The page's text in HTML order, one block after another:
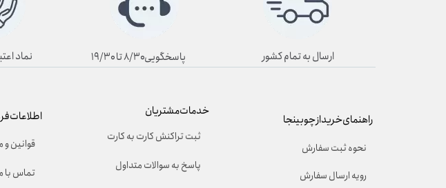
راهنمای خرید از چوبینجا
نحوه ثبت سفارش
رویه ارسال سفارش
خدمات مشتریان
ثبت تراکنش کارت به کارت
پاسخ به سوالات متداول
اطلاعات
قوانین و
تماس با
ارسال به تمام کشور پاسخگویی۸/۳۰ تا ۱۹/۳۰ نماد